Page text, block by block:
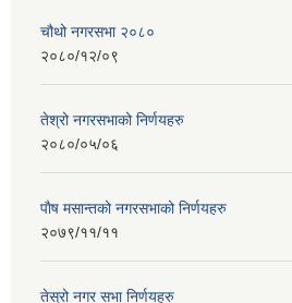
चौथो नगरसभा २०८०
२०८०/१२/०९
तेश्रो नगरसभाको निर्णयहरु
२०८०/०५/०६
पाैष मसान्तको नगरसभाको निर्णयहरु
२०७९/११/११
तेस्रो नगर सभा निर्णयहरु